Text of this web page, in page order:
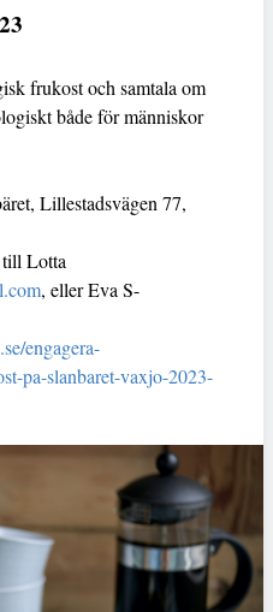
frukost och samtala om
både för människor
Lillestadsvägen 77,
till Lotta
, eller Eva S-
engagera-
pa-slanbaret-vaxjo-2023-